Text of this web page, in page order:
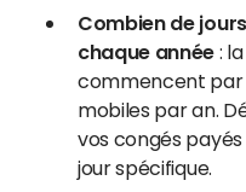
Combien de
chaque année:
commencent par
mobiles par an.
vos congés
jour spécifique.